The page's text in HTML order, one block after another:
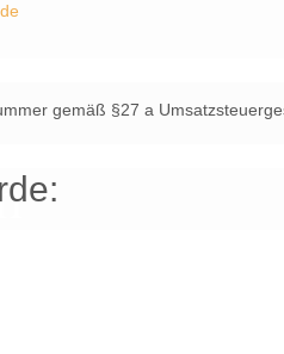
gemäß §27 a